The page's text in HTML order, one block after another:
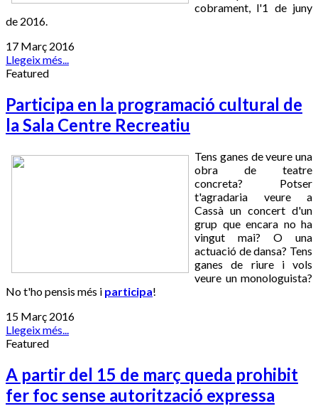
cobrament, l'1 de juny
de 2016.
17 Març 2016
Llegeix més...
Featured
Participa en la programació cultural de
la Sala Centre Recreatiu
Tens ganes de veure una
obra de teatre
concreta? Potser
t'agradaria veure a
Cassà un concert d'un
grup que encara no ha
vingut mai? O una
actuació de dansa? Tens
ganes de riure i vols
veure un monologuista?
No t'ho pensis més i participa!
15 Març 2016
Llegeix més...
Featured
A partir del 15 de març queda prohibit
fer foc sense autorització expressa